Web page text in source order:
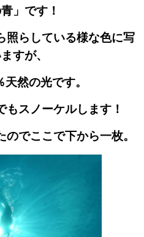
」です！
照らしている様な色に写
すが、
然の光です。
スノーケルします！
でここで下から一枚。